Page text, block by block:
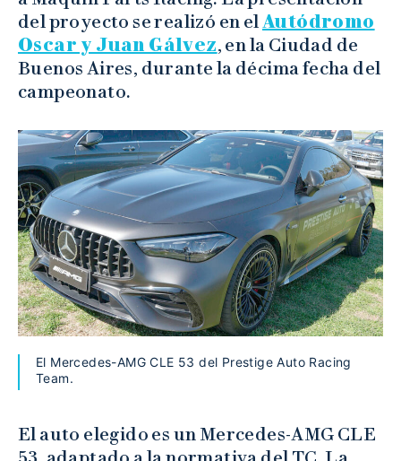
del proyecto se realizó en elAutódromo
Oscar y Juan Gálvez, en la Ciudad de
Buenos Aires, durante la décima fecha del
campeonato.
El Mercedes-AMG CLE 53 del Prestige Auto Racing
Team.
El auto elegido es un Mercedes-AMG CLE